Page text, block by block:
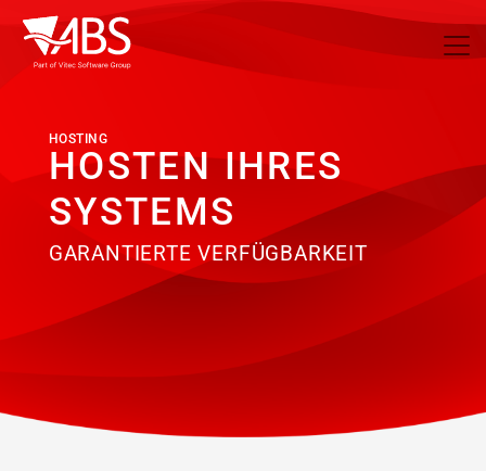
HOSTING
HOSTEN IHRES
SYSTEMS
GARANTIERTE VERFÜGBARKEIT